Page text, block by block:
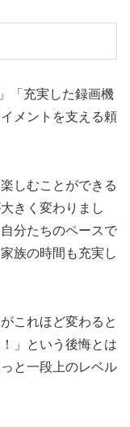
「充実した録画機
メントを支える頼
しむことができる
きく変わりまし
分たちのペースで
族の時間も充実し
これほど変わると
」という後悔とは
と一段上のレベル